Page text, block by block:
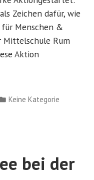
Zeichen dafür, wie
Menschen &
Mittelschule Rum
Aktion
Veröffentlicht
Keine Kategorie
bei der